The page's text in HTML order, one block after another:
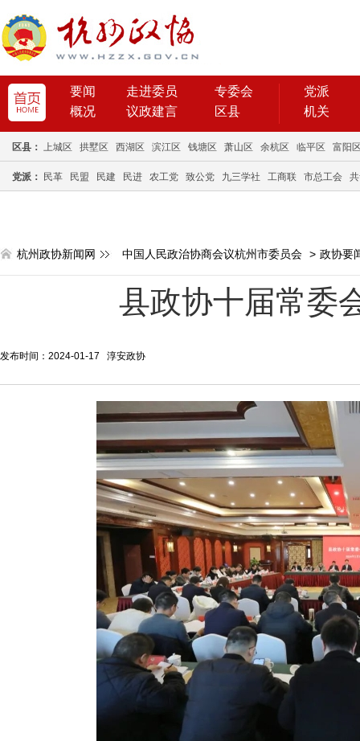
要闻 走进委员
专委会
概况
议政建言 区县
党派
机关
区县： 上城区 拱墅区 西湖区 滨江区 钱塘区 萧山区 余杭区 临平区 富阳
党派： 民革 民盟 民建 民进 农工党 致公党 九三学社 工商联 市总工会
杭州政协新闻网 中国人民政治协商会议杭州市委员会 > 政协要
县政协十届常委
发布时间：2024-01-17 淳安政协